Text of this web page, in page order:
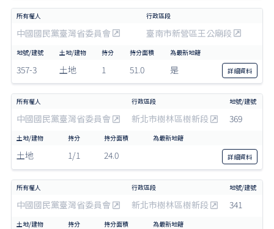
中國國民黨臺灣省委員會 臺南市新營區王公廟段
357-3 土地 1 51.0 是 詳細資料
中國國民黨臺灣省委員會 新北市樹林區樹新段 369
土地 1/1 24.0 詳細資料
中國國民黨臺灣省委員會 新北市樹林區樹新段 341